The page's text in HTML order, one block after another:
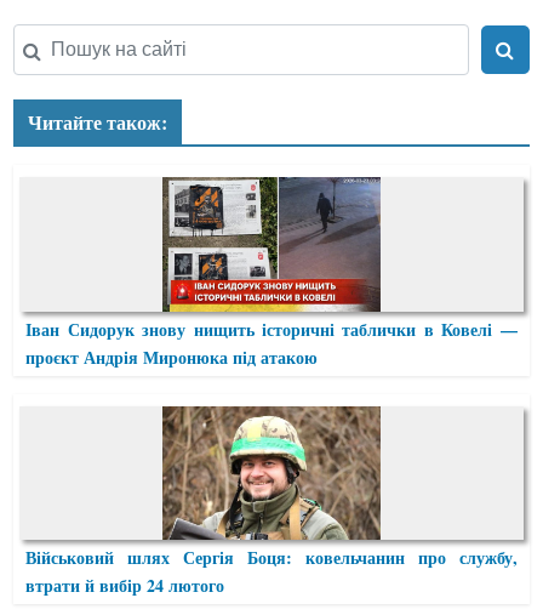
Читайте також:
Іван Сидорук знову нищить історичні таблички в Ковелі —
проєкт Андрія Миронюка під атакою
Військовий шлях Сергія Боця: ковельчанин про службу,
втрати й вибір 24 лютого